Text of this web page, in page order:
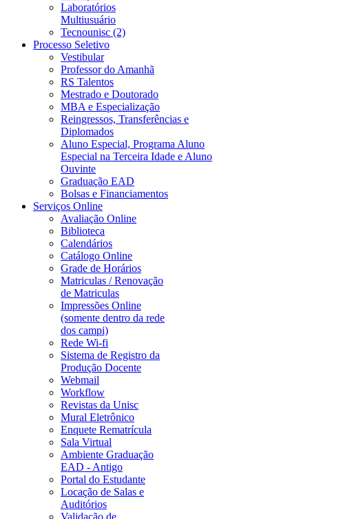
Laboratórios
Multiusuário
Tecnounisc (2)
Processo Seletivo
Vestibular
Professor do Amanhã
RS Talentos
Mestrado e Doutorado
MBA e Especialização
Reingressos, Transferências e
Diplomados
Aluno Especial, Programa Aluno
Especial na Terceira Idade e Aluno
Ouvinte
Graduação EAD
Bolsas e Financiamentos
Serviços Online
Avaliação Online
Biblioteca
Calendários
Catálogo Online
Grade de Horários
Matriculas / Renovação
de Matriculas
Impressões Online
(somente dentro da rede
dos campi)
Rede Wi-fi
Sistema de Registro da
Produção Docente
Webmail
Workflow
Revistas da Unisc
Mural Eletrônico
Enquete Rematrícula
Sala Virtual
Ambiente Graduação
EAD - Antigo
Portal do Estudante
Locação de Salas e
Auditórios
Validação de